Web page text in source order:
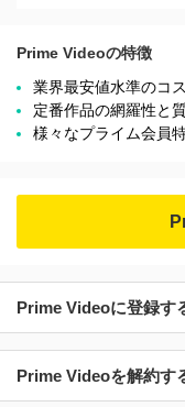
Prime Videoの特徴
業界最安値水準のコ
定番作品の網羅性と
様々なプライム会員
Prime Videoに登録す
Prime Videoを解約す